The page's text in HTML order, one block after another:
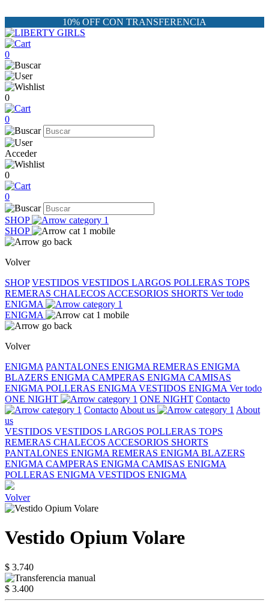
10% OFF CON TRANSFERENCIA
0
0
0
Acceder
0
0
SHOP
SHOP
Volver
SHOP VESTIDOS VESTIDOS LARGOS POLLERAS TOPS
REMERAS CHALECOS ACCESORIOS SHORTS Ver todo
ENIGMA
ENIGMA
Volver
ENIGMA PANTALONES ENIGMA REMERAS ENIGMA
BLAZERS ENIGMA CAMPERAS ENIGMA CAMISAS
ENIGMA POLLERAS ENIGMA VESTIDOS ENIGMA Ver todo
ONE NIGHT
ONE NIGHT Contacto
Contacto About us
About
us
VESTIDOS VESTIDOS LARGOS POLLERAS TOPS
REMERAS CHALECOS ACCESORIOS SHORTS
PANTALONES ENIGMA REMERAS ENIGMA BLAZERS
ENIGMA CAMPERAS ENIGMA CAMISAS ENIGMA
POLLERAS ENIGMA VESTIDOS ENIGMA
Volver
Vestido Opium Volare
$ 3.740
$ 3.400